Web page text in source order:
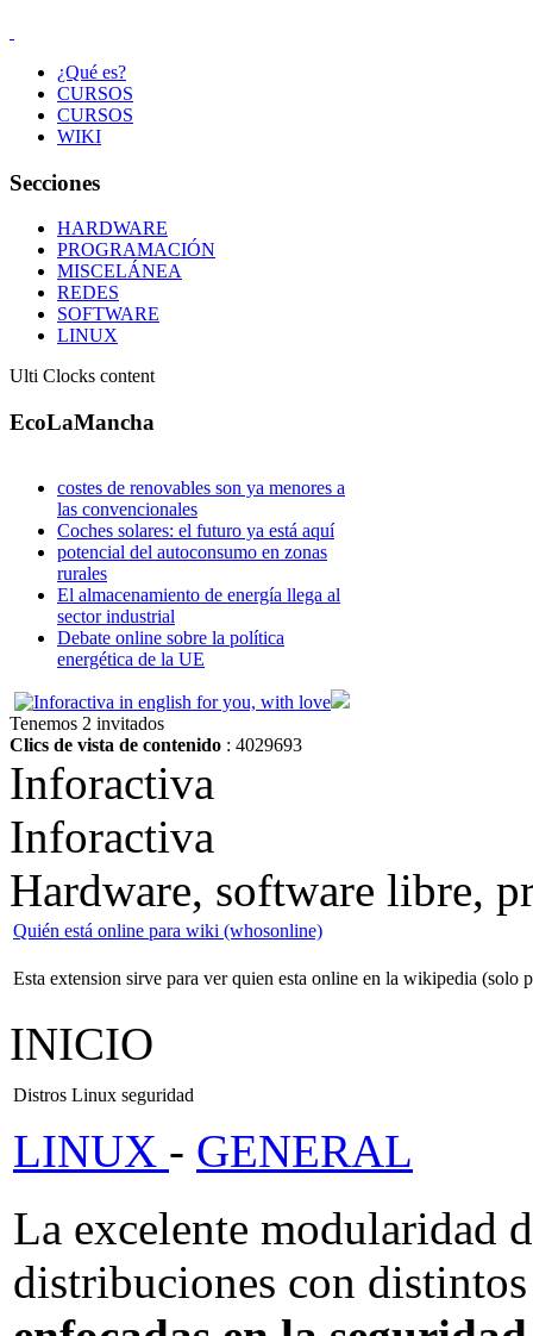
¿Qué es?
CURSOS
CURSOS
WIKI
Secciones
HARDWARE
PROGRAMACIÓN
MISCELÁNEA
REDES
SOFTWARE
LINUX
Ulti Clocks content
EcoLaMancha
costes de renovables son ya menores a
las convencionales
Coches solares: el futuro ya está aquí
potencial del autoconsumo en zonas
rurales
El almacenamiento de energía llega al
sector industrial
Debate online sobre la política
energética de la UE
Tenemos 2 invitados
Clics de vista de contenido : 4029693
Inforactiva
Inforactiva
Hardware, software libre,
Quién está online para wiki (whosonline)
Esta extension sirve para ver quien esta online en la wikipedia (solo
INICIO
Distros Linux seguridad
LINUX - GENERAL
La excelente modularidad
distribuciones con